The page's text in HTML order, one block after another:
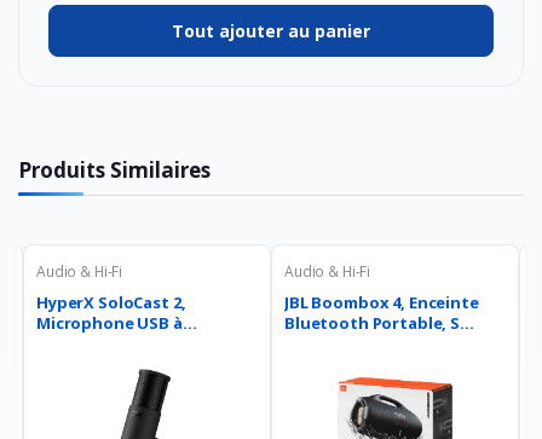
Tout ajouter au panier
Produits Similaires
Audio & Hi-Fi
HyperX SoloCast 2,
Microphone USB à
Audio & Hi-Fi
JBL Boombox 4, Enceinte
Bluetooth Portable, S...